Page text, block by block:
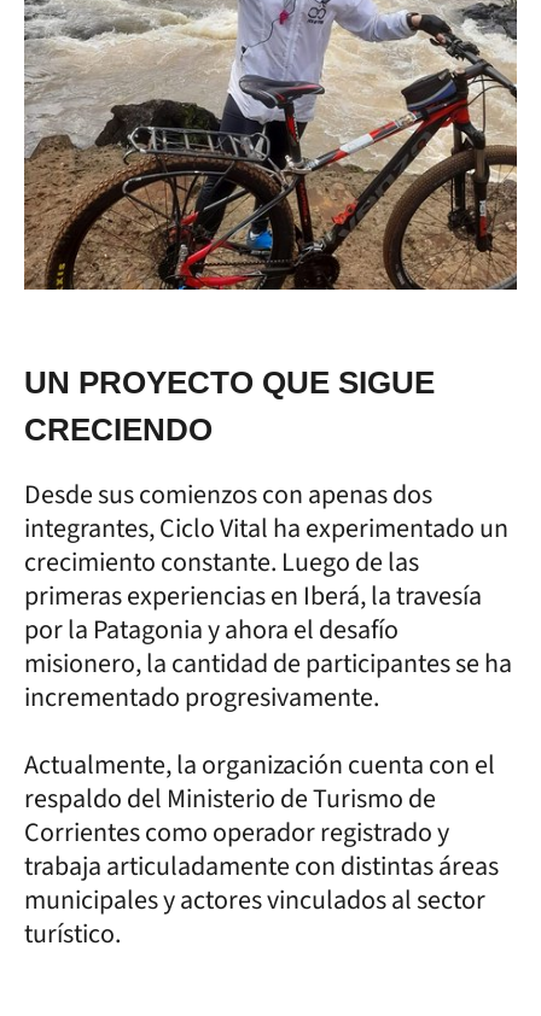
UN PROYECTO QUE SIGUE
CRECIENDO
Desde sus comienzos con apenas dos
integrantes, Ciclo Vital ha experimentado un
crecimiento constante. Luego de las
primeras experiencias en Iberá, la travesía
por la Patagonia y ahora el desafío
misionero, la cantidad de participantes se ha
incrementado progresivamente.
Actualmente, la organización cuenta con el
respaldo del Ministerio de Turismo de
Corrientes como operador registrado y
trabaja articuladamente con distintas áreas
municipales y actores vinculados al sector
turístico.